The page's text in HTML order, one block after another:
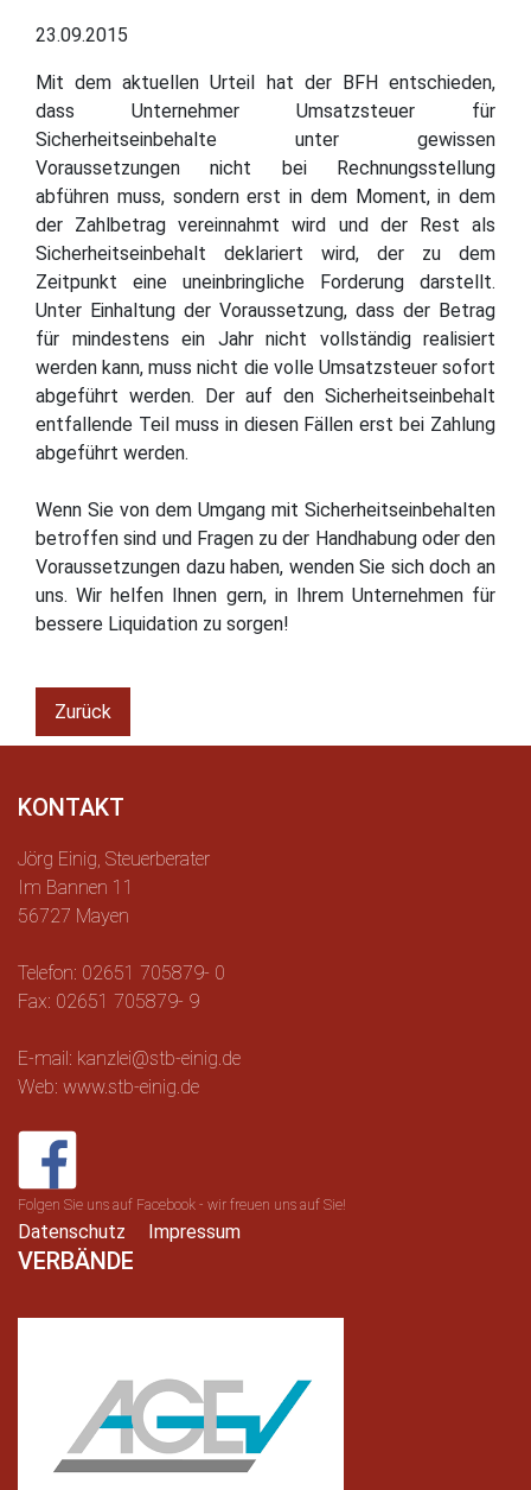
23.09.2015
Mit dem aktuellen Urteil hat der BFH entschieden,
dass Unternehmer Umsatzsteuer für
Sicherheitseinbehalte unter gewissen
Voraussetzungen nicht bei Rechnungsstellung
abführen muss, sondern erst in dem Moment, in dem
der Zahlbetrag vereinnahmt wird und der Rest als
Sicherheitseinbehalt deklariert wird, der zu dem
Zeitpunkt eine uneinbringliche Forderung darstellt.
Unter Einhaltung der Voraussetzung, dass der Betrag
für mindestens ein Jahr nicht vollständig realisiert
werden kann, muss nicht die volle Umsatzsteuer sofort
abgeführt werden. Der auf den Sicherheitseinbehalt
entfallende Teil muss in diesen Fällen erst bei Zahlung
abgeführt werden.
Wenn Sie von dem Umgang mit Sicherheitseinbehalten
betroffen sind und Fragen zu der Handhabung oder den
Voraussetzungen dazu haben, wenden Sie sich doch an
uns. Wir helfen Ihnen gern, in Ihrem Unternehmen für
bessere Liquidation zu sorgen!
Zurück
KONTAKT
Jörg Einig, Steuerberater
Im Bannen 11
56727 Mayen
Telefon: 02651 705879- 0
Fax: 02651 705879- 9
E-mail: kanzlei@stb-einig.de
Web: www.stb-einig.de
Folgen Sie uns auf Facebook - wir freuen uns auf Sie!
Datenschutz Impressum
VERBÄNDE